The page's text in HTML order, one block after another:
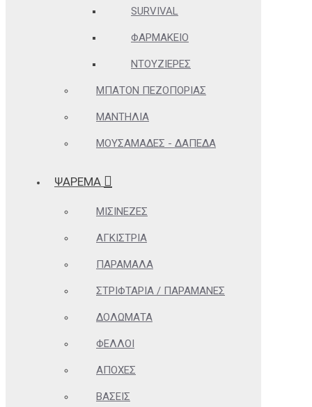
SURVIVAL
ΦΑΡΜΑΚΕΊΟ
ΝΤΟΥΖΙΈΡΕΣ
ΜΠΑΤΌΝ ΠΕΖΟΠΟΡΊΑΣ
ΜΑΝΤΉΛΙΑ
ΜΟΥΣΑΜΆΔΕΣ - ΔΆΠΕΔΑ
ΨΑΡΕΜΑ
ΜΙΣΙΝΈΖΕΣ
ΑΓΚΊΣΤΡΙΑ
ΠΑΡΆΜΑΛΑ
ΣΤΡΙΦΤΆΡΙΑ / ΠΑΡΑΜΆΝΕΣ
ΔΟΛΏΜΑΤΑ
ΦΕΛΛΟΊ
ΑΠΌΧΕΣ
ΒΆΣΕΙΣ